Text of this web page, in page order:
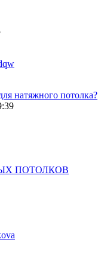
натяжного потолка?
ПОТОЛКОВ